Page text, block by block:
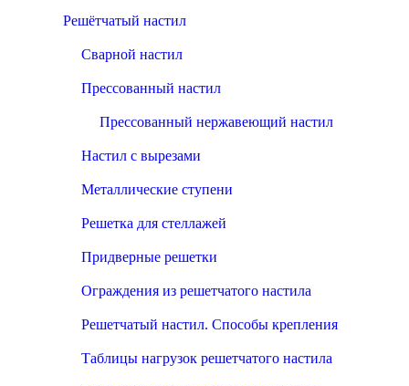
Решётчатый настил
Сварной настил
Прессованный настил
Прессованный нержавеющий настил
Настил с вырезами
Металлические ступени
Решетка для стеллажей
Придверные решетки
Ограждения из решетчатого настила
Решетчатый настил. Способы крепления
Таблицы нагрузок решетчатого настила